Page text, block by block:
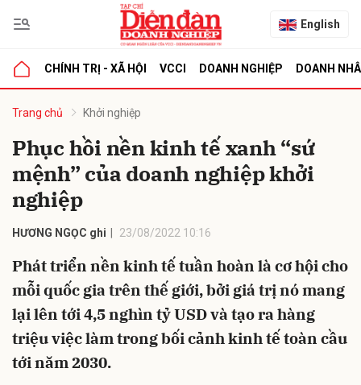
English
CHÍNH TRỊ - XÃ HỘI VCCI DOANH NGHIỆP DOANH
Trang chủ Khởi nghiệp
Phục hồi nền kinh tế xanh “sứ
mệnh” của doanh nghiệp khởi
nghiệp
HƯƠNG NGỌC ghi 23/08/2022 10:16
Phát triển nền kinh tế tuần hoàn là cơ hội cho
mỗi quốc gia trên thế giới, bởi giá trị nó mang
lại lên tới 4,5 nghìn tỷ USD và tạo ra hàng
triệu việc làm trong bối cảnh kinh tế toàn cầu
tới năm 2030.
luận
Hủy